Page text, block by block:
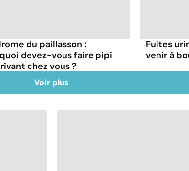
du paillasson :
devez-vous faire pipi
chez vous ?
Fuites
venir à
Voir plus